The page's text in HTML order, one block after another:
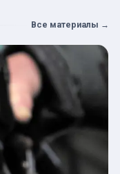
Все материалы →